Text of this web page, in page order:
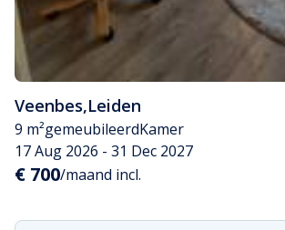
Veenbes,Leiden
9 m²gemeubileerdKamer
17 Aug 2026 - 31 Dec 2027
€ 700/maand incl.